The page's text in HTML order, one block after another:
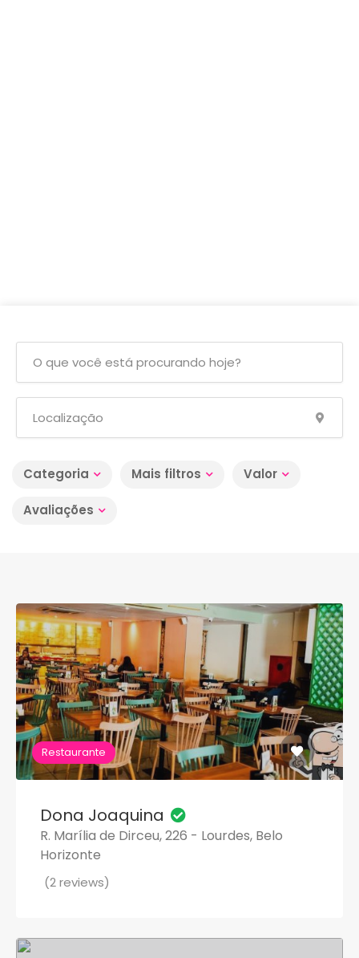
Categoria Mais filtros Valor
Avaliações
Restaurante
Dona Joaquina
R. Marília de Dirceu, 226 - Lourdes, Belo
Horizonte
(2 reviews)